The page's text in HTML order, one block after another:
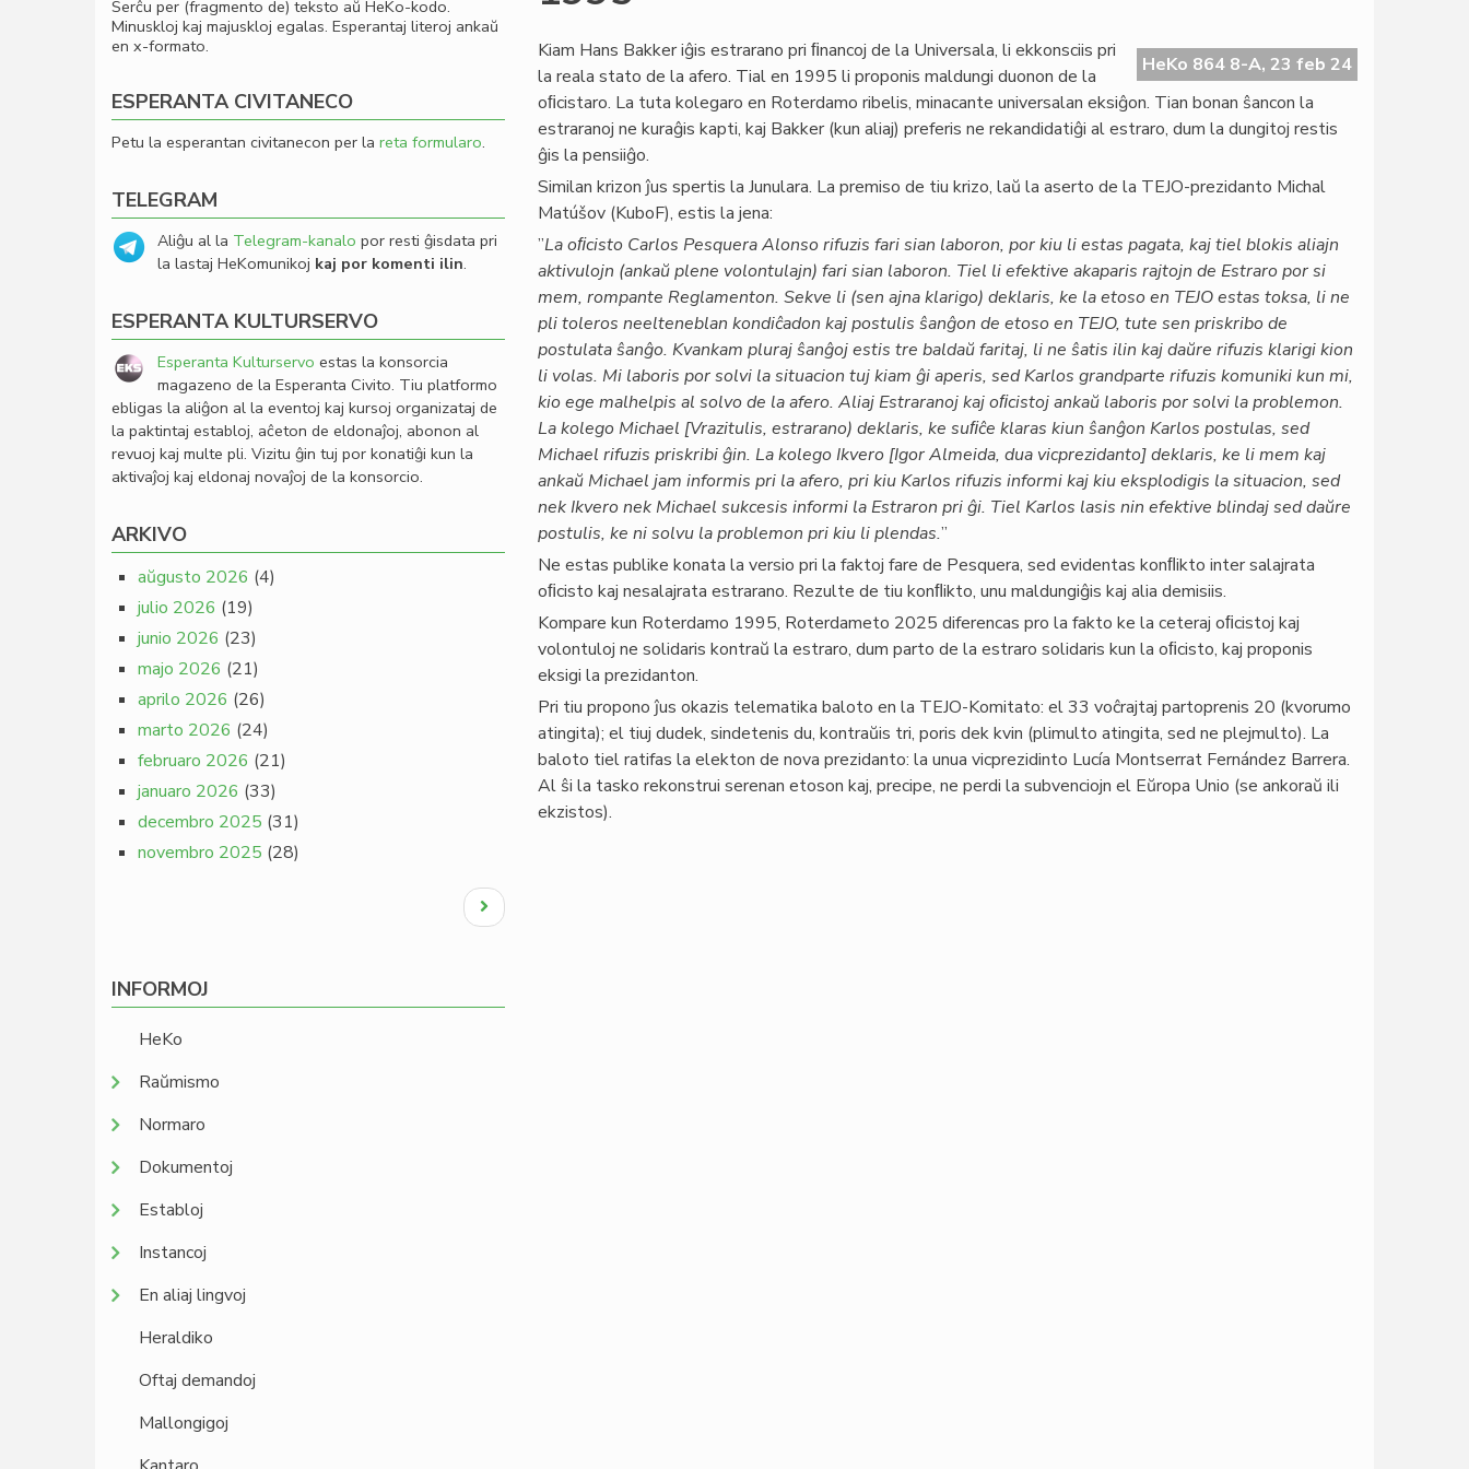
HeKo 864 8-A, 23 feb 24
Kiam Hans Bakker iĝis estrarano pri ﬁnancoj de la Universala, li ekkonsciis pri
la reala stato de la afero. Tial en 1995 li proponis maldungi duonon de la
oﬁcistaro. La tuta kolegaro en Roterdamo ribelis, minacante universalan eksiĝon. Tian bonan ŝancon la
estraranoj ne kuraĝis kapti, kaj Bakker (kun aliaj) preferis ne rekandidatiĝi al estraro, dum la dungitoj restis
ĝis la pensiiĝo.
Similan krizon ĵus spertis la Junulara. La premiso de tiu krizo, laŭ la aserto de la TEJO-prezidanto Michal
Matúšov (KuboF), estis la jena:
”La oﬁcisto Carlos Pesquera Alonso rifuzis fari sian laboron, por kiu li estas pagata, kaj tiel blokis aliajn
aktivulojn (ankaŭ plene volontulajn) fari sian laboron. Tiel li efektive akaparis rajtojn de Estraro por si
mem, rompante Reglamenton. Sekve li (sen ajna klarigo) deklaris, ke la etoso en TEJO estas toksa, li ne
pli toleros neelteneblan kondiĉadon kaj postulis ŝanĝon de etoso en TEJO, tute sen priskribo de
postulata ŝanĝo. Kvankam pluraj ŝanĝoj estis tre baldaŭ faritaj, li ne ŝatis ilin kaj daŭre rifuzis klarigi kion
li volas. Mi laboris por solvi la situacion tuj kiam ĝi aperis, sed Karlos grandparte rifuzis komuniki kun mi,
kio ege malhelpis al solvo de la afero. Aliaj Estraranoj kaj oﬁcistoj ankaŭ laboris por solvi la problemon.
La kolego Michael [Vrazitulis, estrarano) deklaris, ke suﬁĉe klaras kiun ŝanĝon Karlos postulas, sed
Michael rifuzis priskribi ĝin. La kolego Ikvero [Igor Almeida, dua vicprezidanto] deklaris, ke li mem kaj
ankaŭ Michael jam informis pri la afero, pri kiu Karlos rifuzis informi kaj kiu eksplodigis la situacion, sed
nek Ikvero nek Michael sukcesis informi la Estraron pri ĝi. Tiel Karlos lasis nin efektive blindaj sed daŭre
postulis, ke ni solvu la problemon pri kiu li plendas.”
Ne estas publike konata la versio pri la faktoj fare de Pesquera, sed evidentas konﬂikto inter salajrata
oﬁcisto kaj nesalajrata estrarano. Rezulte de tiu konﬂikto, unu maldungiĝis kaj alia demisiis.
Kompare kun Roterdamo 1995, Roterdameto 2025 diferencas pro la fakto ke la ceteraj oﬁcistoj kaj
volontuloj ne solidaris kontraŭ la estraro, dum parto de la estraro solidaris kun la oﬁcisto, kaj proponis
eksigi la prezidanton.
Pri tiu propono ĵus okazis telematika baloto en la TEJO-Komitato: el 33 voĉrajtaj partoprenis 20 (kvorumo
atingita); el tiuj dudek, sindetenis du, kontraŭis tri, poris dek kvin (plimulto atingita, sed ne plejmulto). La
baloto tiel ratifas la elekton de nova prezidanto: la unua vicprezidinto Lucía Montserrat Fernández Barrera.
Al ŝi la tasko rekonstrui serenan etoson kaj, precipe, ne perdi la subvenciojn el Eŭropa Unio (se ankoraŭ ili
ekzistos).
Serĉu per (fragmento de) teksto aŭ HeKo-kodo.
Minuskloj kaj majuskloj egalas. Esperantaj literoj ankaŭ
en x-formato.
ESPERANTA CIVITANECO
Petu la esperantan civitanecon per la reta formularo.
TELEGRAM
Aliĝu al la Telegram-kanalo por resti ĝisdata pri
la lastaj HeKomunikoj kaj por komenti ilin.
ESPERANTA KULTURSERVO
Esperanta Kulturservo estas la konsorcia
magazeno de la Esperanta Civito. Tiu platformo
ebligas la aliĝon al la eventoj kaj kursoj organizataj de
la paktintaj establoj, aĉeton de eldonaĵoj, abonon al
revuoj kaj multe pli. Vizitu ĝin tuj por konatiĝi kun la
aktivaĵoj kaj eldonaj novaĵoj de la konsorcio.
ARKIVO
aŭgusto 2026 (4)
julio 2026 (19)
junio 2026 (23)
majo 2026 (21)
aprilo 2026 (26)
marto 2026 (24)
februaro 2026 (21)
januaro 2026 (33)
decembro 2025 (31)
novembro 2025 (28)
Next
page
INFORMOJ
HeKo
Raŭmismo
Normaro
Dokumentoj
Establoj
Instancoj
En aliaj lingvoj
Heraldiko
Oftaj demandoj
Mallongigoj